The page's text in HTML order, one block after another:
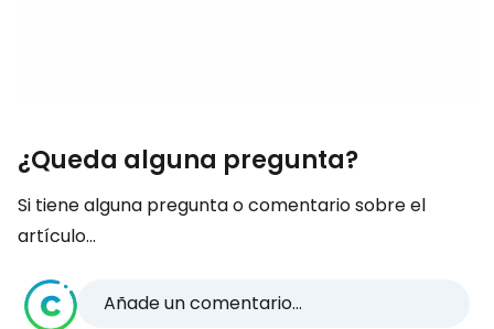
¿Queda alguna pregunta?
Si tiene alguna pregunta o comentario sobre el
artículo...
Añade un comentario...